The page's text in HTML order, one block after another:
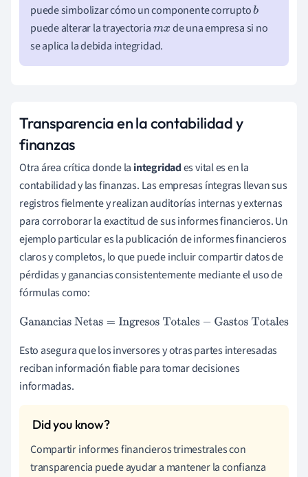
puede simbolizar cómo un componente corruptob
puede alterar la trayectoriamx de una empresa si no
se aplica la debida integridad.
Transparencia en la contabilidad y
finanzas
Otra área crítica donde la integridades vital es en la
contabilidad y las finanzas. Las empresas íntegras llevan sus
registros fielmente y realizan auditorías internas y externas
para corroborar la exactitud de sus informes financieros. Un
ejemplo particular es la publicación de informes financieros
claros y completos, lo que puede incluir compartir datos de
pérdidas y ganancias consistentemente mediante el uso de
fórmulas como:
Ganancias Netas =Ingresos Totales− Gastos Totales
Esto asegura que los inversores y otras partes interesadas
reciban información fiable para tomar decisiones
informadas.
Compartir informes financieros trimestrales con
transparencia puede ayudar a mantener la confianza